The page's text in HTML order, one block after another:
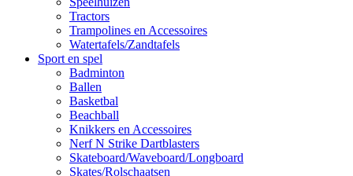
Tractors
Trampolines en Accessoires
Watertafels/Zandtafels
Sport en spel
Badminton
Ballen
Basketbal
Beachball
Knikkers en Accessoires
Nerf N Strike Dartblasters
Skateboard/Waveboard/Longboard
Skates/Rolschaatsen